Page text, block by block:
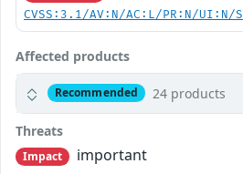
CVSS:3.1/AV:N/AC:L/PR:N/
Affected products
Recommended 24 products
Threats
Impact
important